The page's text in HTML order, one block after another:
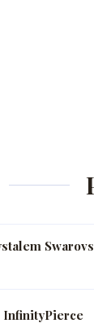
InfinityPierce